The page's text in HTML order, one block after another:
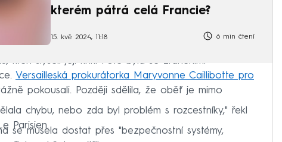
kterém pátrá celá Francie?
15. kvě 2024, 11:18 6 min čtení
kteří slyšeli její křik. Poté byla se zraněními
Versailleská prokurátorka Maryvonne Caillibotte pro
pokousali. Později sdělila, že oběť je mimo
chybu, nebo zda byl problém s rozcestníky," řekl
Parisien.
se musela dostat přes "bezpečnostní systémy,